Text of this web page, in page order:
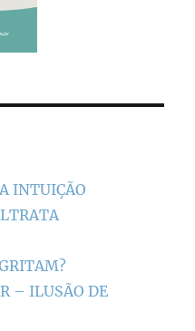
INTUIÇÃO
– ILUSÃO DE